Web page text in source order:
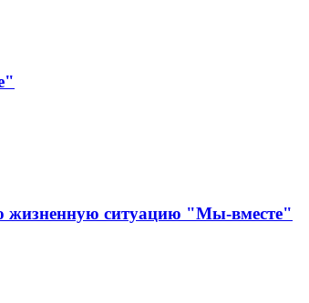
жизненную ситуацию "Мы-вместе"